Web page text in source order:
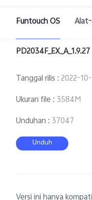
Funtouch OS
PD2034F_EX_A_1.9.27
Tanggal rilis :2022-10-
Ukuran file : 3584M
Unduhan : 37047
Unduh